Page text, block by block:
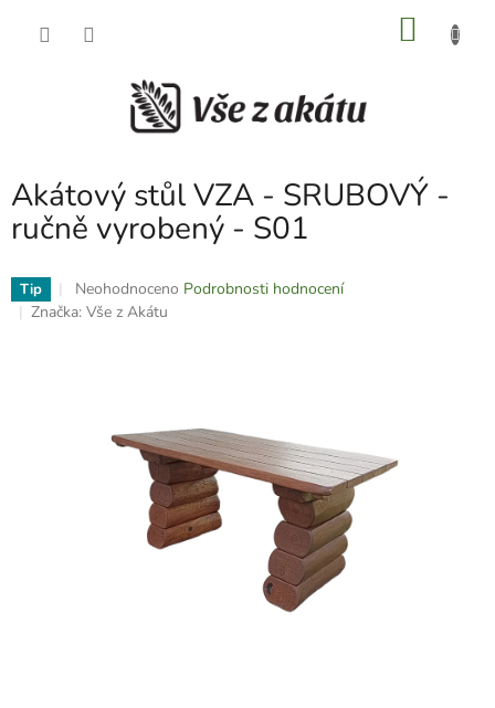
Akátový stůl VZA - SRUBOVÝ -
ručně vyrobený - S01
Tip
Průměrné
hodnocení
hvězdiček.
Neohodnoceno Podrobnosti hodnocení
Značka: Vše z Akátu